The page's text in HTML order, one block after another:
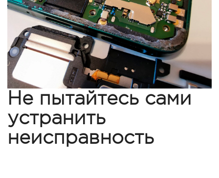
Не пытайтесь сами
устранить
неисправность